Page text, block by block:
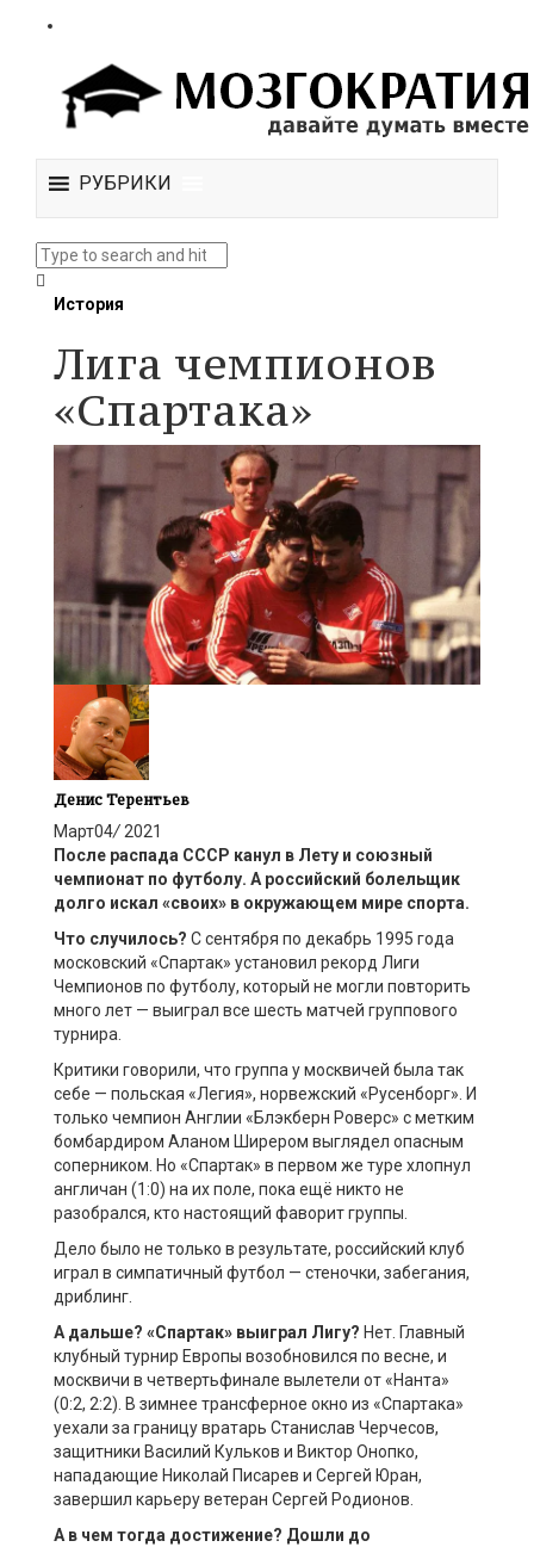
РУБРИКИ
История
Лига чемпионов
«Спартака»
Денис Терентьев
Март04/ 2021
После распада СССР канул в Лету и союзный
чемпионат по футболу. А российский болельщик
долго искал «своих» в окружающем мире спорта.
Что случилось? С сентября по декабрь 1995 года
московский «Спартак» установил рекорд Лиги
Чемпионов по футболу, который не могли повторить
много лет — выиграл все шесть матчей группового
турнира.
Критики говорили, что группа у москвичей была так
себе — польская «Легия», норвежский «Русенборг». И
только чемпион Англии «Блэкберн Роверс» с метким
бомбардиром Аланом Ширером выглядел опасным
соперником. Но «Спартак» в первом же туре хлопнул
англичан (1:0) на их поле, пока ещё никто не
разобрался, кто настоящий фаворит группы.
Дело было не только в результате, российский клуб
играл в симпатичный футбол — стеночки, забегания,
дриблинг.
А дальше? «Спартак» выиграл Лигу? Нет. Главный
клубный турнир Европы возобновился по весне, и
москвичи в четвертьфинале вылетели от «Нанта»
(0:2, 2:2). В зимнее трансферное окно из «Спартака»
уехали за границу вратарь Станислав Черчесов,
защитники Василий Кульков и Виктор Онопко,
нападающие Николай Писарев и Сергей Юран,
завершил карьеру ветеран Сергей Родионов.
А в чем тогда достижение? Дошли до